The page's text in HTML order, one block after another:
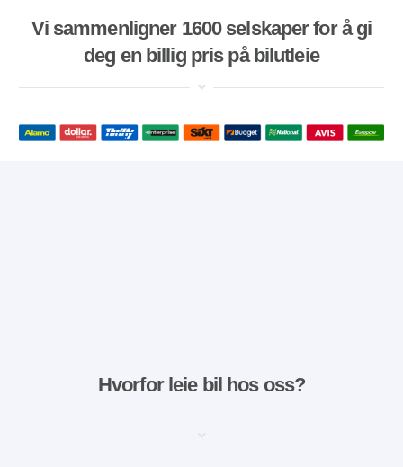
Vi sammenligner 1600 selskaper for å gi
deg en billig pris på bilutleie
Hvorfor leie bil hos oss?